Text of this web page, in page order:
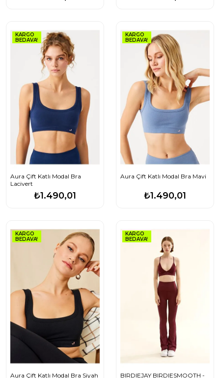
KARGO
BEDAVA!
Aura Çift Katlı Modal Bra
Lacivert
₺1.490,01
KARGO
BEDAVA!
Aura Çift Katlı Modal Bra Mavi
₺1.490,01
KARGO
BEDAVA!
Aura Çift Katlı Modal Bra Siyah
KARGO
BEDAVA!
BIRDIEJAY BIRDIESMOOTH -